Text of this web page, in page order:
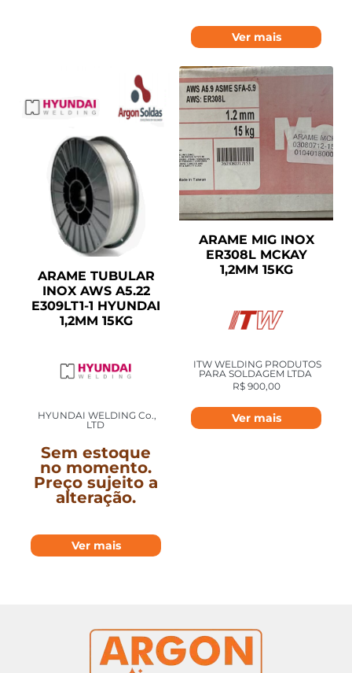
Ver mais
ARAME TUBULAR
INOX AWS A5.22
E309LT1-1 HYUNDAI
1,2MM 15KG
HYUNDAI WELDING Co.,
LTD
Sem estoque
no momento.
Preço sujeito a
alteração.
Ver mais
ARAME MIG INOX
ER308L MCKAY
1,2MM 15KG
ITW WELDING PRODUTOS
PARA SOLDAGEM LTDA
R$900,00
Ver mais